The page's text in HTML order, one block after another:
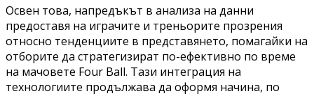
Освен това, напредъкът в анализа на данни
предоставя на играчите и треньорите прозрения
относно тенденциите в представянето, помагайки на
отборите да стратегизират по-ефективно по време
на мачовете Four Ball. Тази интеграция на
технологиите продължава да оформя начина, по